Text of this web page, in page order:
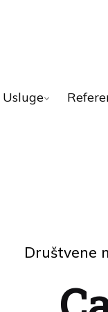
Usluge
Društvene